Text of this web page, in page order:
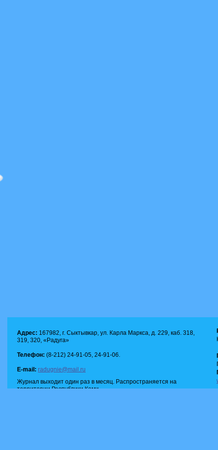
Адрес: 167982, г. Сыктывкар, ул. Карла Маркса, д. 229, каб. 318,
319, 320, «Радуга»
Телефон: (8-212) 24-91-05, 24-91-06.
E-mail: radugnie@mail.ru
Журнал выходит один раз в месяц. Распространяется на
территории Республики Коми.